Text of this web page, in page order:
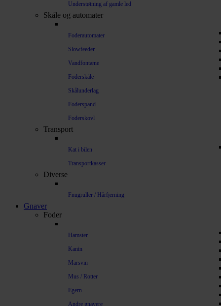
Understøtning af gamle led
Skåle og automater
Foderautomater
Slowfeeder
Vandfontæne
Foderskåle
Skålunderlag
Foderspand
Foderskovl
Transport
Kat i bilen
Transportkasser
Diverse
Fnugruller / Hårfjerning
Gnaver
Foder
Hamster
Kanin
Marsvin
Mus / Rotter
Egern
Andre gnavere